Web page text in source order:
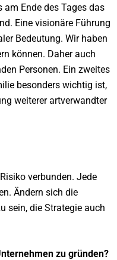
Ende des Tages das
Eine visionäre Führung
Bedeutung. Wir haben
können. Daher auch
Personen. Ein zweites
besonders wichtig ist,
weiterer artverwandter
verbunden. Jede
Ändern sich die
sein, die Strategie auch
zu gründen?